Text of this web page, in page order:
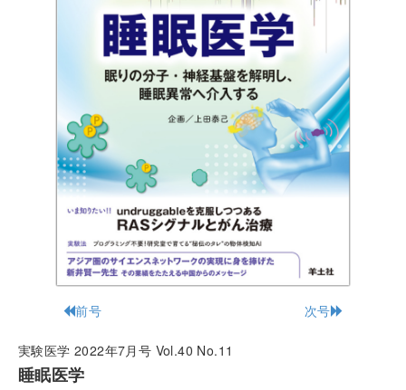
前号 次号
実験医学 2022年7月号 Vol.40 No.11
睡眠医学